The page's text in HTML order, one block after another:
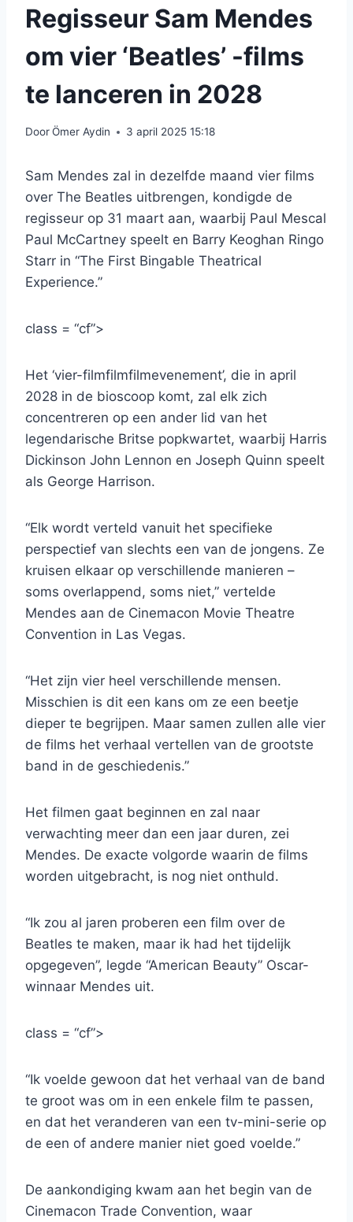
Regisseur Sam Mendes
om vier ‘Beatles’ -films
te lanceren in 2028
DoorÖmer Aydin 3 april 2025 15:18
Sam Mendes zal in dezelfde maand vier films
over The Beatles uitbrengen, kondigde de
regisseur op 31 maart aan, waarbij Paul Mescal
Paul McCartney speelt en Barry Keoghan Ringo
Starr in “The First Bingable Theatrical
Experience.”
class = “cf”>
Het ‘vier-filmfilmfilmevenement’, die in april
2028 in de bioscoop komt, zal elk zich
concentreren op een ander lid van het
legendarische Britse popkwartet, waarbij Harris
Dickinson John Lennon en Joseph Quinn speelt
als George Harrison.
“Elk wordt verteld vanuit het specifieke
perspectief van slechts een van de jongens. Ze
kruisen elkaar op verschillende manieren –
soms overlappend, soms niet,” vertelde
Mendes aan de Cinemacon Movie Theatre
Convention in Las Vegas.
“Het zijn vier heel verschillende mensen.
Misschien is dit een kans om ze een beetje
dieper te begrijpen. Maar samen zullen alle vier
de films het verhaal vertellen van de grootste
band in de geschiedenis.”
Het filmen gaat beginnen en zal naar
verwachting meer dan een jaar duren, zei
Mendes. De exacte volgorde waarin de films
worden uitgebracht, is nog niet onthuld.
“Ik zou al jaren proberen een film over de
Beatles te maken, maar ik had het tijdelijk
opgegeven”, legde “American Beauty” Oscar-
winnaar Mendes uit.
class = “cf”>
“Ik voelde gewoon dat het verhaal van de band
te groot was om in een enkele film te passen,
en dat het veranderen van een tv-mini-serie op
de een of andere manier niet goed voelde.”
De aankondiging kwam aan het begin van de
Cinemacon Trade Convention, waar